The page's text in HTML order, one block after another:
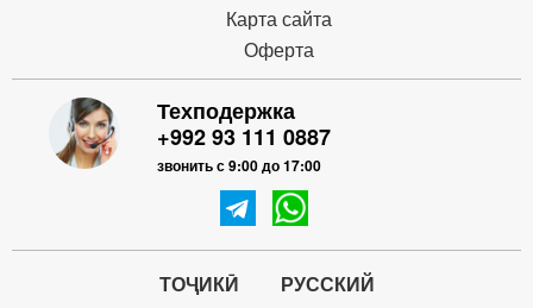
Карта сайта
Оферта
Техподержка
+992 93 111 0887
звонить с 9:00 до 17:00
ТОҶИКӢ РУССКИЙ